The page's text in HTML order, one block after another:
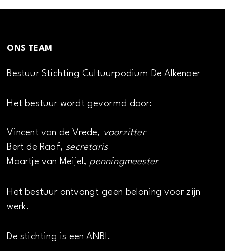
ONS TEAM
Bestuur Stichting Cultuurpodium De Alkenaer
Het bestuur wordt gevormd door:
Vincent van de Vrede, voorzitter
Bert de Raaf, secretaris
Maartje van Meijel, penningmeester
Het bestuur ontvangt geen beloning voor zijn
werk.
De stichting is een ANBI.